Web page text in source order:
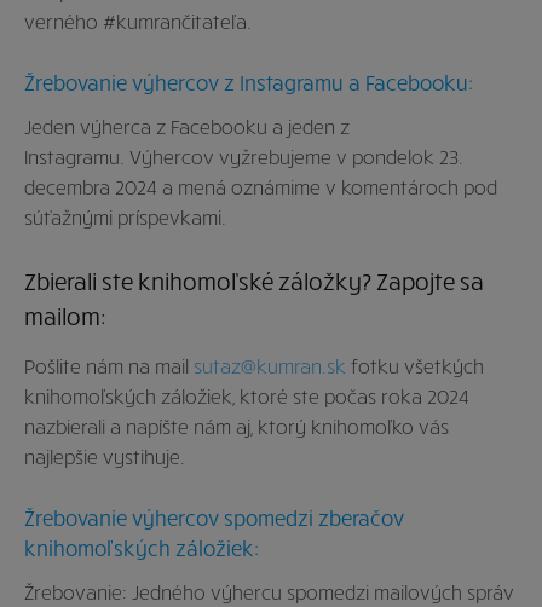
verného #kumrančitateľa.
Žrebovanie výhercov z Instagramu a Facebooku:
Jeden výherca z Facebooku a jeden z
Instagramu. Výhercov vyžrebujeme v pondelok 23.
decembra 2024 a mená oznámime v komentároch pod
súťažnými príspevkami.
Zbierali ste knihomoľské záložky? Zapojte sa
mailom:
Pošlite nám na mail sutaz@kumran.sk fotku všetkých
knihomoľských záložiek, ktoré ste počas roka 2024
nazbierali a napíšte nám aj, ktorý knihomoľko vás
najlepšie vystihuje.
Žrebovanie výhercov spomedzi zberačov
knihomoľských záložiek:
Žrebovanie: Jedného výhercu spomedzi mailových správ